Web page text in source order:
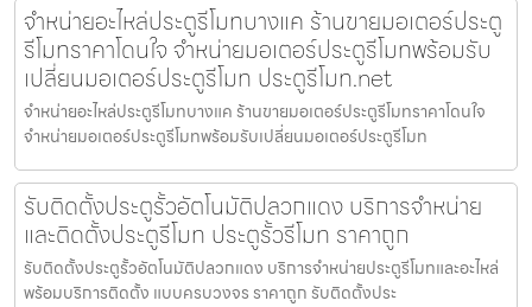
จำหน่ายอะไหล่ประตูรีโมทบางแค ร้านขายมอเตอร์ประตู
รีโมทราคาโดนใจ จำหน่ายมอเตอร์ประตูรีโมทพร้อมรับ
เปลี่ยนมอเตอร์ประตูรีโมท ประตูรีโมท.net
จำหน่ายอะไหล่ประตูรีโมทบางแค ร้านขายมอเตอร์ประตูรีโมทราคาโดนใจ
จำหน่ายมอเตอร์ประตูรีโมทพร้อมรับเปลี่ยนมอเตอร์ประตูรีโมท
รับติดตั้งประตูรั้วอัตโนมัติปลวกแดง บริการจำหน่าย
และติดตั้งประตูรีโมท ประตูรั้วรีโมท ราคาถูก
รับติดตั้งประตูรั้วอัตโนมัติปลวกแดง บริการจำหน่ายประตูรีโมทและอะไหล่
พร้อมบริการติดตั้ง แบบครบวงจร ราคาถูก รับติดตั้งประ